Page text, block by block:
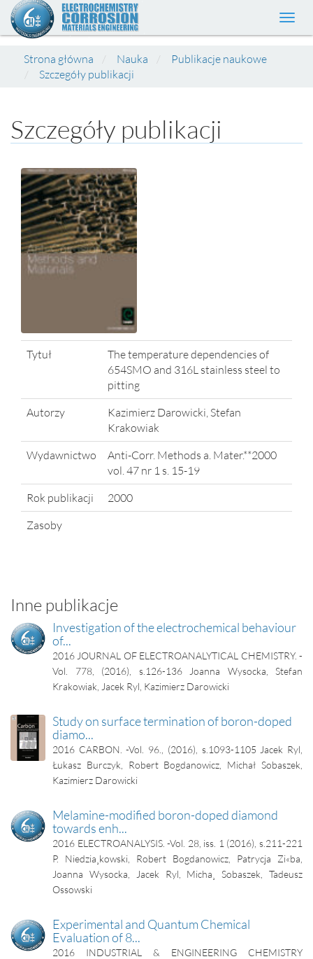
Strona główna
Nauka
Publikacje naukowe
Szczegóły publikacji
Szczegóły publikacji
Tytuł
The temperature dependencies of
654SMO and 316L stainless steel to
pitting
Autorzy
Kazimierz Darowicki, Stefan
Krakowiak
Wydawnictwo
Anti-Corr. Methods a. Mater.**2000
vol. 47 nr 1 s. 15-19
Rok publikacji
2000
Zasoby
Inne publikacje
Investigation of the electrochemical behaviour
of...
2016 JOURNAL OF ELECTROANALYTICAL CHEMISTRY. -
Vol. 778, (2016), s.126-136
Joanna Wysocka, Stefan
Krakowiak, Jacek Ryl, Kazimierz Darowicki
Study on surface termination of boron-doped
diamo...
2016 CARBON. -Vol. 96., (2016), s.1093-1105 Jacek Ryl,
Łukasz Burczyk, Robert Bogdanowicz, Michał Sobaszek,
Kazimierz Darowicki
Melamine-modified boron-doped diamond
towards enh...
2016 ELECTROANALYSIS. -Vol. 28, iss. 1 (2016), s.211-221
P. Niedzia¸kowski, Robert Bogdanowicz, Patrycja Zi«ba,
Joanna Wysocka, Jacek Ryl, Micha¸ Sobaszek, Tadeusz
Ossowski
Experimental and Quantum Chemical
Evaluation of 8...
2016
INDUSTRIAL & ENGINEERING CHEMISTRY